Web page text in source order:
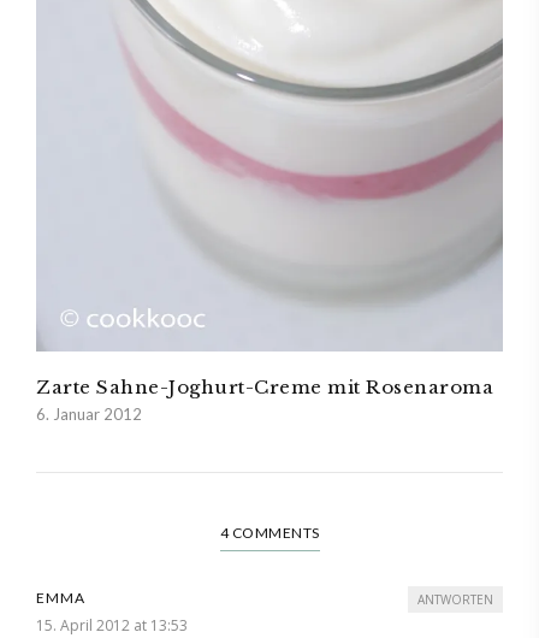
Zarte Sahne-Joghurt-Creme mit Rosenaroma
6. Januar 2012
4 COMMENTS
EMMA
15. April 2012 at 13:53
ANTWORTEN